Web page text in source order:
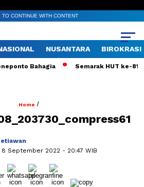
TO CONTINUE WITH CONTENT
NUSANTARA BIROKRASI
Bahagia Semarak HUT ke-81
Home /
8 September 2022 - 20:47 WIB